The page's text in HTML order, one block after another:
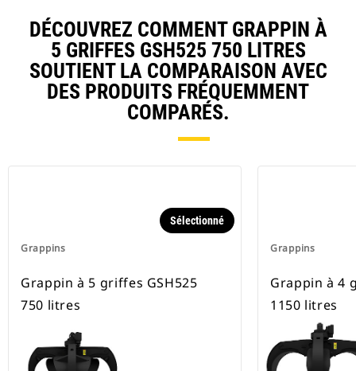
DÉCOUVREZ COMMENT GRAPPIN À
5 GRIFFES GSH525 750 LITRES
SOUTIENT LA COMPARAISON AVEC
DES PRODUITS FRÉQUEMMENT
COMPARÉS.
Grappins
Sélectionné
Grappin à 5 griffes GSH525
750 litres
Grappins
Grappin à 4
1150 litres